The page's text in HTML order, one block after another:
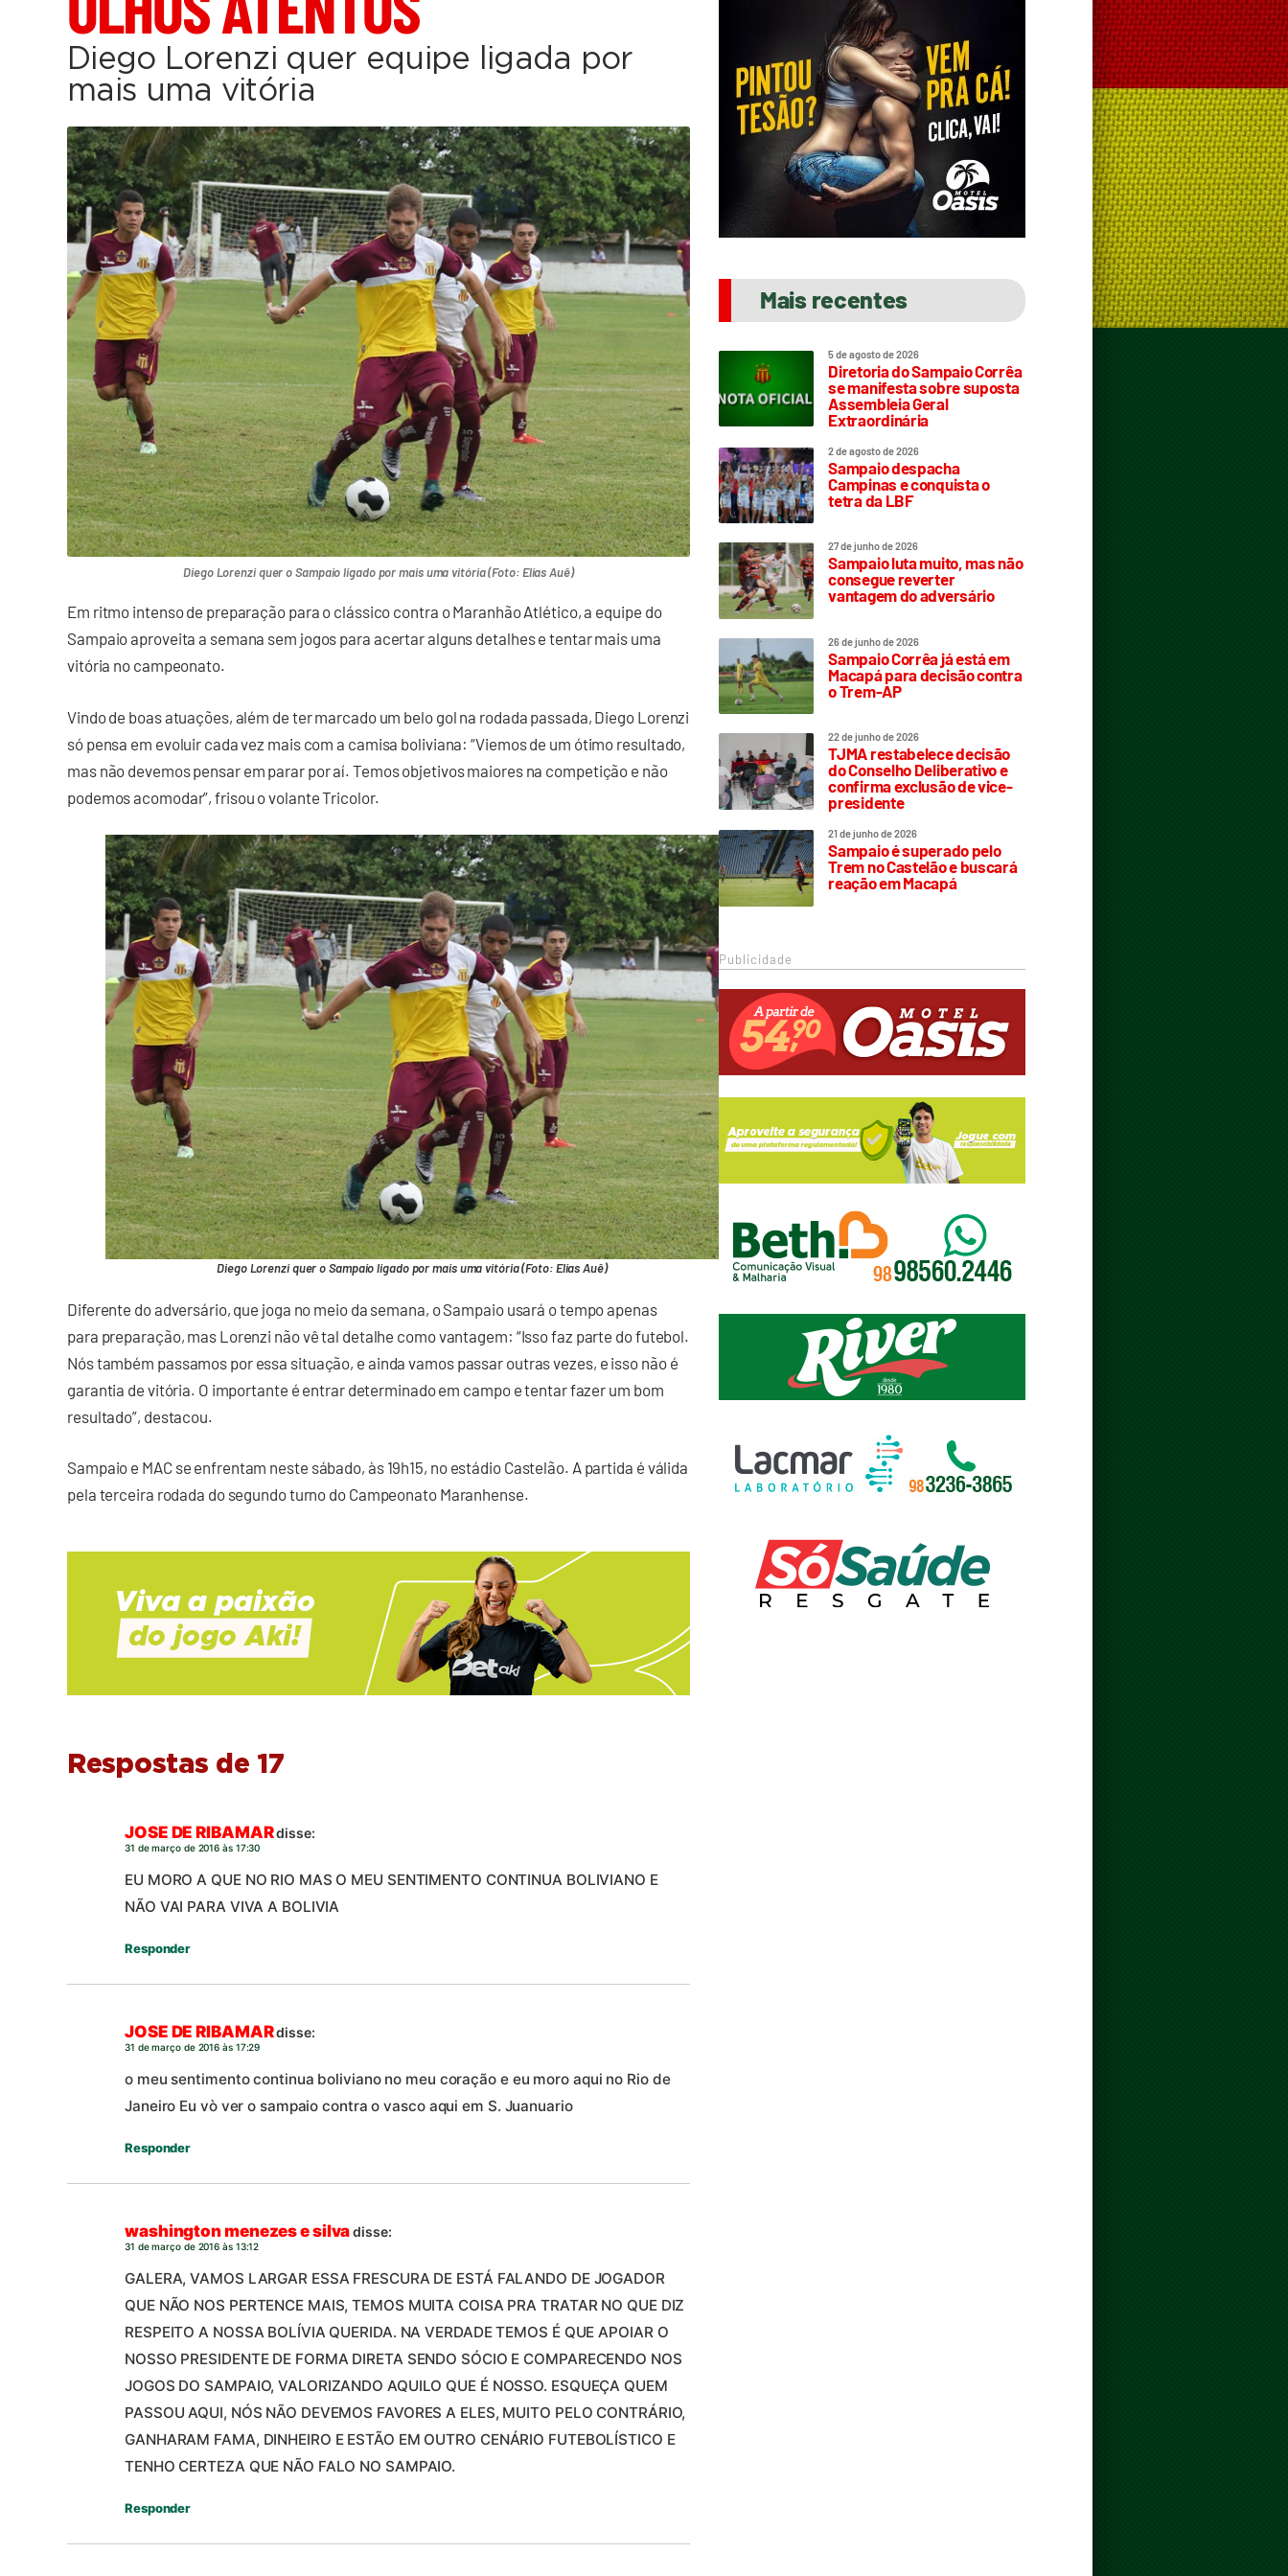
Diego Lorenzi quer equipe ligada por
mais uma vitória
Diego Lorenzi quer o Sampaio ligado por mais uma vitória (Foto: Elias Auê)
Em ritmo intenso de preparação para o clássico contra o Maranhão Atlético, a equipe do
Sampaio aproveita a semana sem jogos para acertar alguns detalhes e tentar mais uma
vitória no campeonato.
Vindo de boas atuações, além de ter marcado um belo gol na rodada passada, Diego Lorenzi
só pensa em evoluir cada vez mais com a camisa boliviana: “Viemos de um ótimo resultado,
mas não devemos pensar em parar por aí. Temos objetivos maiores na competição e não
podemos acomodar”, frisou o volante Tricolor.
Diego Lorenzi quer o Sampaio ligado por mais uma vitória (Foto: Elias Auê)
Diferente do adversário, que joga no meio da semana, o Sampaio usará o tempo apenas
para preparação, mas Lorenzi não vê tal detalhe como vantagem: “Isso faz parte do futebol.
Nós também passamos por essa situação, e ainda vamos passar outras vezes, e isso não é
garantia de vitória. O importante é entrar determinado em campo e tentar fazer um bom
resultado”, destacou.
Sampaio e MAC se enfrentam neste sábado, às 19h15, no estádio Castelão. A partida é válida
pela terceira rodada do segundo turno do Campeonato Maranhense.
Respostas de 17
JOSE DE RIBAMARdisse:
31 de março de 2016 às 17:30
EU MORO A QUE NO RIO MAS O MEU SENTIMENTO CONTINUA BOLIVIANO E
NÃO VAI PARA VIVA A BOLIVIA
Responder
JOSE DE RIBAMARdisse:
31 de março de 2016 às 17:29
o meu sentimento continua boliviano no meu coração e eu moro aqui no Rio de
Janeiro Eu vò ver o sampaio contra o vasco aqui em S. Juanuario
Responder
washington menezes e silvadisse:
31 de março de 2016 às 13:12
GALERA, VAMOS LARGAR ESSA FRESCURA DE ESTÁ FALANDO DE JOGADOR
QUE NÃO NOS PERTENCE MAIS, TEMOS MUITA COISA PRA TRATAR NO QUE DIZ
RESPEITO A NOSSA BOLÍVIA QUERIDA. NA VERDADE TEMOS É QUE APOIAR O
NOSSO PRESIDENTE DE FORMA DIRETA SENDO SÓCIO E COMPARECENDO NOS
JOGOS DO SAMPAIO, VALORIZANDO AQUILO QUE É NOSSO. ESQUEÇA QUEM
PASSOU AQUI, NÓS NÃO DEVEMOS FAVORES A ELES, MUITO PELO CONTRÁRIO,
GANHARAM FAMA, DINHEIRO E ESTÃO EM OUTRO CENÁRIO FUTEBOLÍSTICO E
TENHO CERTEZA QUE NÃO FALO NO SAMPAIO.
Responder
Mais recentes
5 de agosto de 2026
Diretoria do Sampaio Corrêa
se manifesta sobre suposta
Assembleia Geral
Extraordinária
2 de agosto de 2026
Sampaio despacha
Campinas e conquista o
tetra da LBF
27 de junho de 2026
Sampaio luta muito, mas não
consegue reverter
vantagem do adversário
26 de junho de 2026
Sampaio Corrêa já está em
Macapá para decisão contra
o Trem-AP
22 de junho de 2026
TJMA restabelece decisão
do Conselho Deliberativo e
confirma exclusão de vice-
presidente
21 de junho de 2026
Sampaio é superado pelo
Trem no Castelão e buscará
reação em Macapá
Publicidade